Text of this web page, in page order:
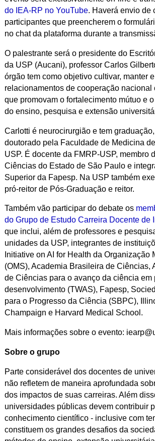
do IEA-RP no YouTube. Haverá envio de
participantes que preencherem o
no chat da plataforma durante a
O palestrante será o presidente do
da USP (Aucani), professor Carlos
órgão tem como objetivo cultivar, manter
relacionamentos de cooperação nacional
que promovam o fortalecimento mútuo e
do ensino, pesquisa e extensão
Carlotti é neurocirurgião e tem
doutorado pela Faculdade de Medicina
USP. É docente da FMRP-USP, membro
Ciências do Estado de São Paulo e
Superior da Fapesp. Na USP também
pró-reitor de Pós-Graduação e reitor.
Também vão participar do debate os
do Grupo de Estudo Carreira Docente de
que inclui, além de professores e
unidades da USP, integrantes de
Initiative on AI for Health da Organização
(OMS), Academia Brasileira de Ciências,
de Ciências para o avanço da ciência em
desenvolvimento (TWAS), Fapesp,
para o Progresso da Ciência (SBPC),
Champaign e Harvard Medical School.
Mais informações sobre o evento:
Sobre o grupo
Parte considerável dos docentes de
não refletem de maneira aprofundada
dos impactos de suas carreiras. Além
universidades públicas devem contribuir
conhecimento científico - inclusive com
constituem os grandes desafios da